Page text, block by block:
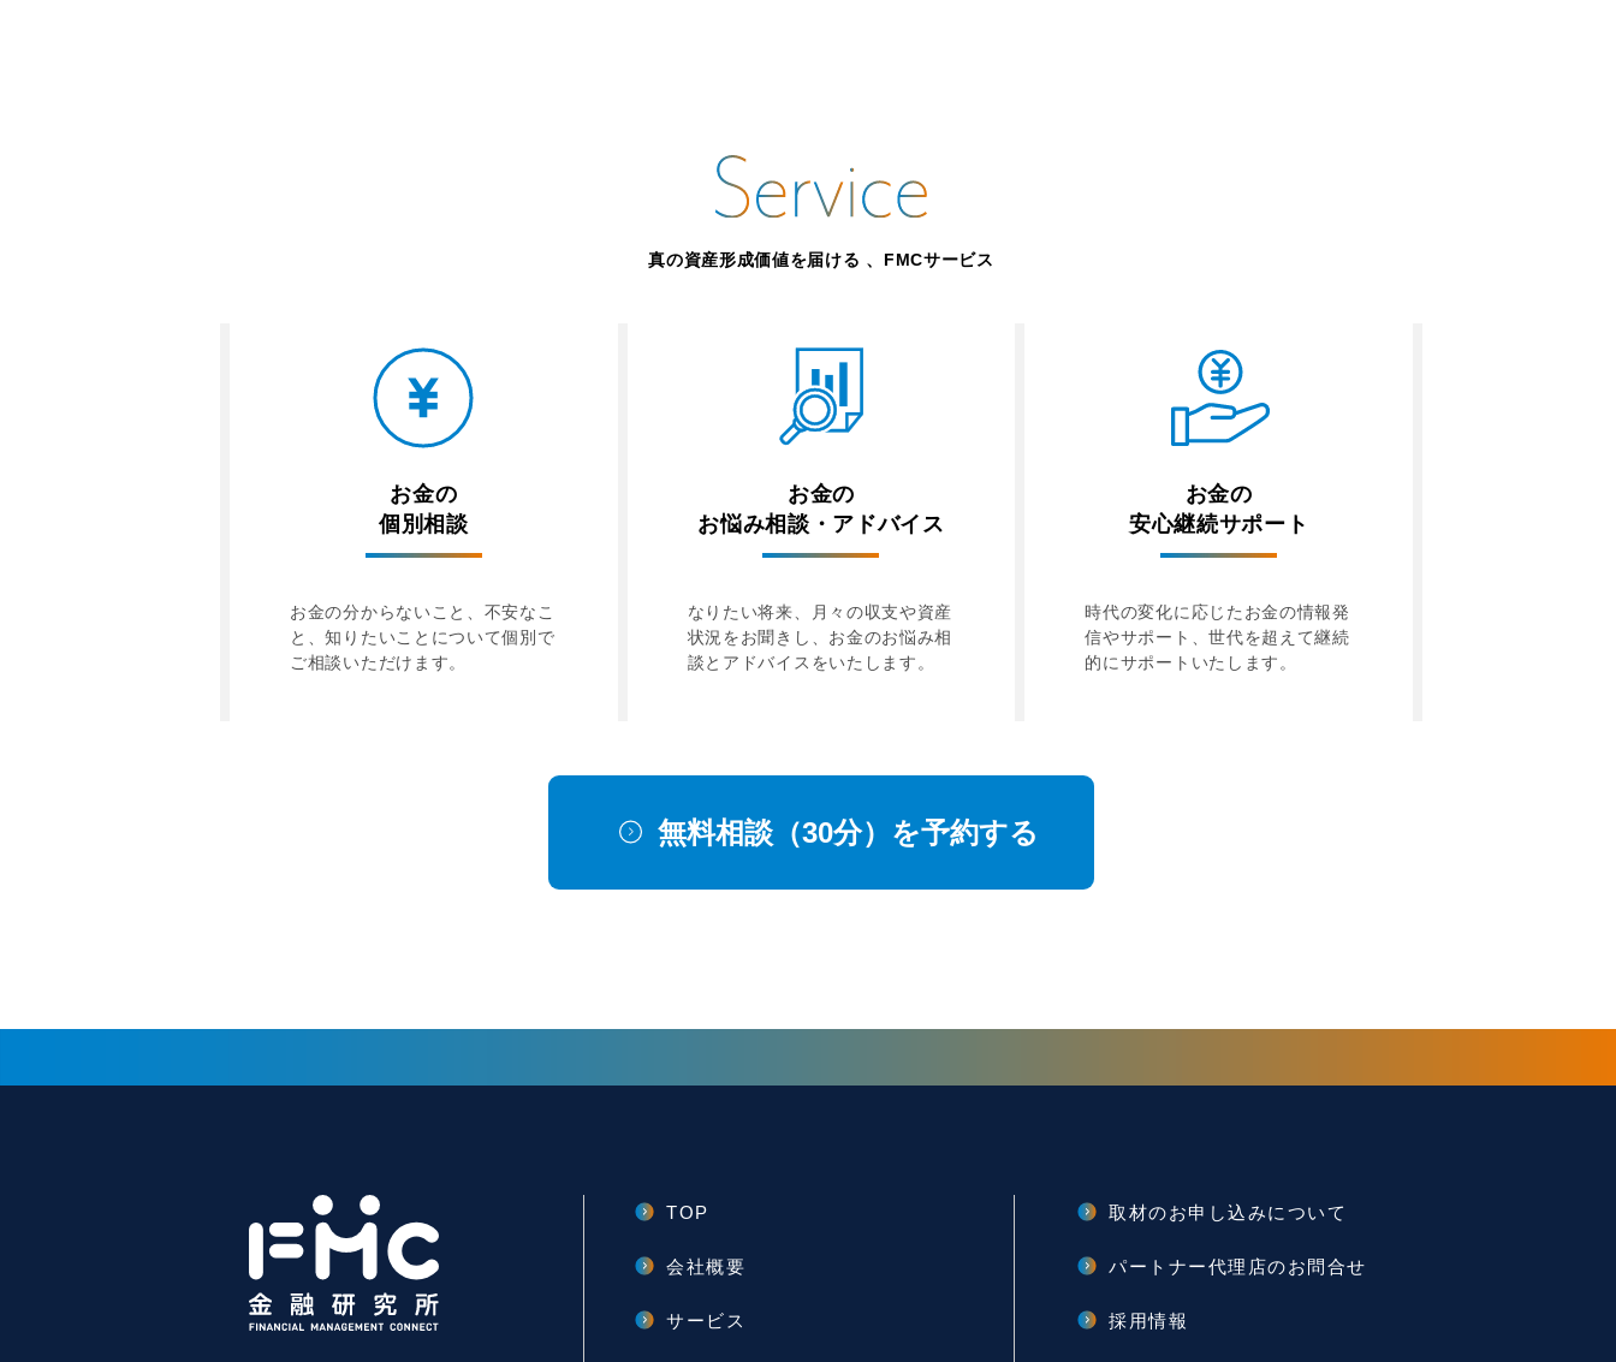
真の資産形成価値を届ける 、FMCサービス
お金の
個別相談
お金の分からないこと、不安なこ
と、知りたいことについて個別で
ご相談いただけます。
お金の
お悩み相談・アドバイス
なりたい将来、月々の収支や資産
状況をお聞きし、お金のお悩み相
談とアドバイスをいたします。
お金の
安心継続サポート
時代の変化に応じたお金の情報発
信やサポート、世代を超えて継続
的にサポートいたします。
無料相談（30分）を予約する
TOP
会社概要
サービス
取材のお申し込みについて
パートナー代理店のお問合せ
採用情報